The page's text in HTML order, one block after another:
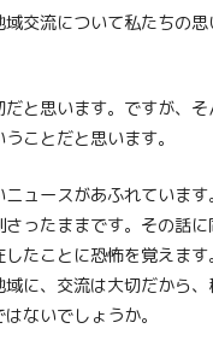
域交流について私たちの
と思います。ですが、
ことだと思います。
ュースがあふれていま
ったままです。その話
たことに恐怖を覚えます。
に、交流は大切だから、
ないでしょうか。